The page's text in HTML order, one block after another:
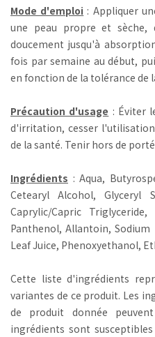
Mode d'emploi : Appliquer
une peau propre et sèche,
doucement jusqu'à
fois par semaine au début,
en fonction de la tolérance de
Précaution d'usage : Éviter
d'irritation, cesser
de la santé. Tenir hors de
Ingrédients : Aqua,
Cetearyl Alcohol, Glyceryl
Caprylic/Capric
Panthenol, Allantoin, Sodium
Leaf Juice, Phenoxyethanol,
Cette liste d'ingrédients
variantes de ce produit. Les
de produit donnée
ingrédients sont